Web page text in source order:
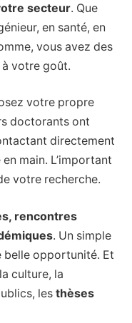
secteur. Que
en santé, en
vous avez des
votre goût.
votre propre
doctorants ont
directement
main. L’important
votre recherche.
rencontres
. Un simple
belle opportunité. Et
culture, la
les thèses